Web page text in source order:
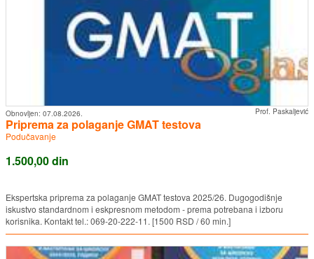
Prof. Paskaljević
Obnovljen: 07.08.2026.
Priprema za polaganje GMAT testova
Podučavanje
1.500,00 din
Ekspertska priprema za polaganje GMAT testova 2025/26. Dugogodišnje
iskustvo standardnom i eskpresnom metodom - prema potrebana i izboru
korisnika. Kontakt tel.: 069-20-222-11. [1500 RSD / 60 min.]